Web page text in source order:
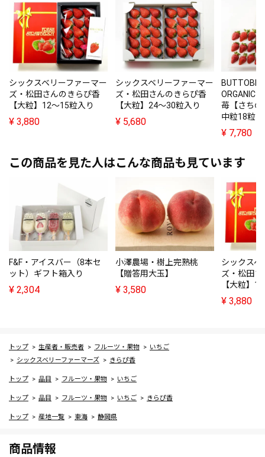
シックスベリーファーマー
ズ・松田さんのきらぴ香
【大粒】12～15粒入り
¥ 3,880
シックスベリーファーマー
ズ・松田さんのきらぴ香
【大粒】24～30粒入り
¥ 5,680
BUTTOBI
ORGANIC
苺【さち
中粒18粒
¥ 7,780
この商品を見た人はこんな商品も見ています
F&F・アイスバー（8本セ
ット）ギフト箱入り
¥ 2,304
小澤農場・樹上完熟桃
【贈答用大玉】
¥ 3,580
シックスベ
ズ・松田
【大粒】
¥ 3,880
トップ 生産者・販売者 フルーツ・果物
いちご
シックスベリーファーマーズ
きらぴ香
トップ 品目 フルーツ・果物 いちご
トップ 品目 フルーツ・果物 いちご きらぴ香
トップ 産地一覧 東海 静岡県
商品情報